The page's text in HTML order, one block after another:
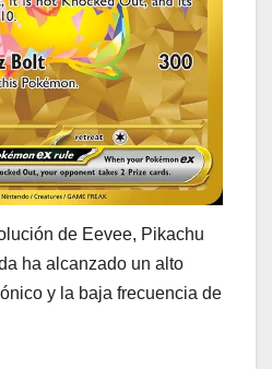
de Eevee, Pikachu
ha alcanzado un alto
y la baja frecuencia de